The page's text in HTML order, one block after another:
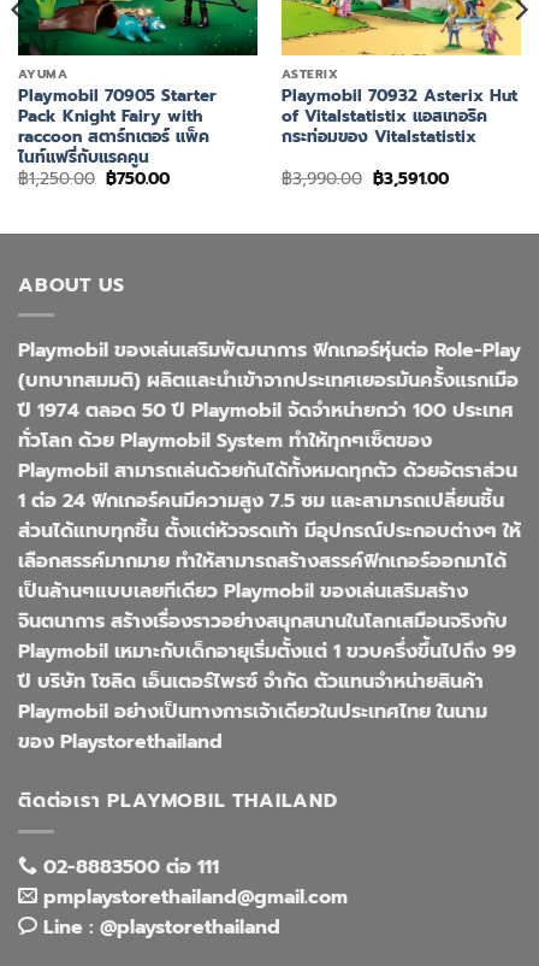
AYUMA
Playmobil 70905 Starter
Pack Knight Fairy with
raccoon สตาร์ทเตอร์ แพ็ค
ไนท์แฟรี่กับแรคคูน
฿1,250.00 Original
price
฿750.00Current
ASTERIX
Playmobil 70932 Asterix Hut
of Vitalstatistix แอสเทอริค
กระท่อมของ Vitalstatistix
฿3,990.00 Original
price
฿3,591.00Current
ABOUT US
Playmobil ของเล่นเสริมพัฒนาการ ฟิกเกอร์หุ่นต่อ Role-Play
(บทบาทสมมติ) ผลิตและนำเข้าจากประเทศเยอรมันครั้งแรกเมือ
ปี 1974 ตลอด 50 ปี Playmobil จัดจำหน่ายกว่า 100 ประเทศ
ทั่วโลก ด้วย Playmobil System ทำให้ทุกๆเซ็ตของ
Playmobil สามารถเล่นด้วยกันได้ทั้งหมดทุกตัว ด้วยอัตราส่วน
1 ต่อ 24 ฟิกเกอร์คนมีความสูง 7.5 ซม และสามารถเปลี่ยนชิ้น
ส่วนได้แทบทุกชิ้น ตั้งแต่หัวจรดเท้า มีอุปกรณ์ประกอบต่างๆ ให้
เลือกสรรค์มากมาย ทำให้สามารถสร้างสรรค์ฟิกเกอร์ออกมาได้
เป็นล้านๆแบบเลยทีเดียว Playmobil ของเล่นเสริมสร้าง
จินตนาการ สร้างเรื่องราวอย่างสนุกสนานในโลกเสมือนจริงกับ
Playmobil เหมาะกับเด็กอายุเริ่มตั้งแต่ 1 ขวบครึ่งขึ้นไปถึง 99
ปี บริษัท โซลิด เอ็นเตอร์ไพรซ์ จำกัด ตัวแทนจำหน่ายสินค้า
Playmobil อย่างเป็นทางการเจ้าเดียวในประเทศไทย ในนาม
ของ Playstorethailand
ติดต่อเรา PLAYMOBIL THAILAND
02-8883500 ต่อ 111
pmplaystorethailand@gmail.com
Line : @playstorethailand